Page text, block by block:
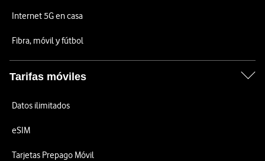
Internet 5G en casa
Fibra, móvil y fútbol
Tarifas móviles
Datos ilimitados
eSIM
Tarjetas Prepago Móvil